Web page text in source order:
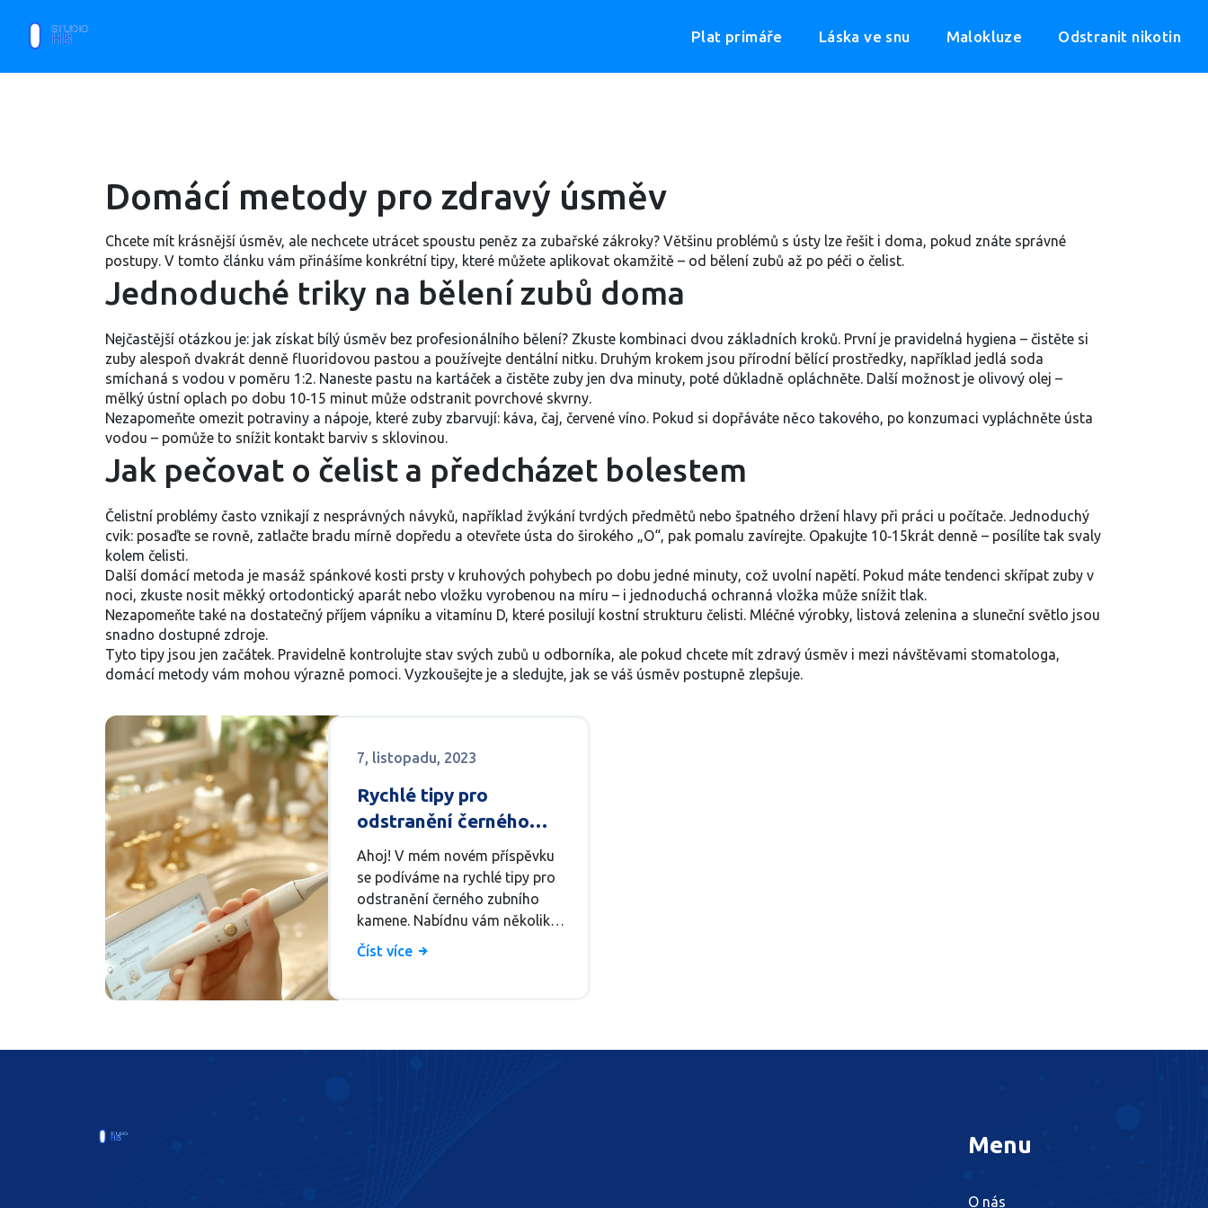
Plat primáře Láska ve snu Malokluze Odstranit nikotin
Domácí metody pro zdravý úsměv
Chcete mít krásnější úsměv, ale nechcete utrácet spoustu peněz za zubařské zákroky? Většinu problémů s ústy lze řešit i doma, pokud znáte správné
postupy. V tomto článku vám přinášíme konkrétní tipy, které můžete aplikovat okamžitě – od bělení zubů až po péči o čelist.
Jednoduché triky na bělení zubů doma
Nejčastější otázkou je: jak získat bílý úsměv bez profesionálního bělení? Zkuste kombinaci dvou základních kroků. První je pravidelná hygiena – čistěte si
zuby alespoň dvakrát denně fluoridovou pastou a používejte dentální nitku. Druhým krokem jsou přírodní bělící prostředky, například jedlá soda
smíchaná s vodou v poměru 1:2. Naneste pastu na kartáček a čistěte zuby jen dva minuty, poté důkladně opláchněte. Další možnost je olivový olej –
mělký ústní oplach po dobu 10‑15 minut může odstranit povrchové skvrny.
Nezapomeňte omezit potraviny a nápoje, které zuby zbarvují: káva, čaj, červené víno. Pokud si dopřáváte něco takového, po konzumaci vypláchněte ústa
vodou – pomůže to snížit kontakt barviv s sklovinou.
Jak pečovat o čelist a předcházet bolestem
Čelistní problémy často vznikají z nesprávných návyků, například žvýkání tvrdých předmětů nebo špatného držení hlavy při práci u počítače. Jednoduchý
cvik: posaďte se rovně, zatlačte bradu mírně dopředu a otevřete ústa do širokého „O“, pak pomalu zavírejte. Opakujte 10‑15krát denně – posílíte tak svaly
kolem čelisti.
Další domácí metoda je masáž spánkové kosti prsty v kruhových pohybech po dobu jedné minuty, což uvolní napětí. Pokud máte tendenci skřípat zuby v
noci, zkuste nosit měkký ortodontický aparát nebo vložku vyrobenou na míru – i jednoduchá ochranná vložka může snížit tlak.
Nezapomeňte také na dostatečný příjem vápníku a vitamínu D, které posilují kostní strukturu čelisti. Mléčné výrobky, listová zelenina a sluneční světlo jsou
snadno dostupné zdroje.
Tyto tipy jsou jen začátek. Pravidelně kontrolujte stav svých zubů u odborníka, ale pokud chcete mít zdravý úsměv i mezi návštěvami stomatologa,
domácí metody vám mohou výrazně pomoci. Vyzkoušejte je a sledujte, jak se váš úsměv postupně zlepšuje.
7, listopadu, 2023
Rychlé tipy pro
odstranění černého
zubního kamene
Ahoj! V mém novém příspěvku
se podíváme na rychlé tipy pro
odstranění černého zubního
kamene. Nabídnu vám několik
jednoduchých triků, jak se
ohledně zubní hygieny, které
Číst více
Menu
O nás